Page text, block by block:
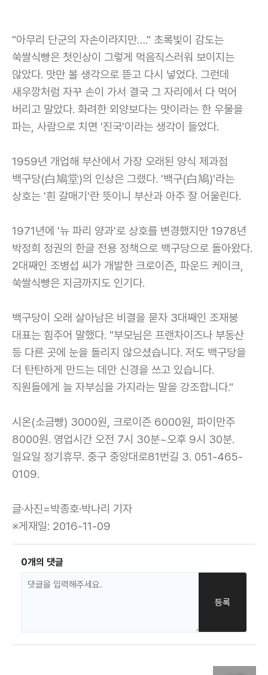
"아무리 단군의 자손이라지만…." 초록빛이 감도는
쑥쌀식빵은 첫인상이 그렇게 먹음직스러워 보이지는
않았다. 맛만 볼 생각으로 뜯고 다시 넣었다. 그런데
새우깡처럼 자꾸 손이 가서 결국 그 자리에서 다 먹어
버리고 말았다. 화려한 외양보다는 맛이라는 한 우물을
파는, 사람으로 치면 '진국'이라는 생각이 들었다.
1959년 개업해 부산에서 가장 오래된 양식 제과점
백구당(白鳩堂)의 인상은 그랬다. '백구(白鳩)'라는
상호는 '흰 갈매기'란 뜻이니 부산과 아주 잘 어울린다.
1971년에 '뉴 파리 양과'로 상호를 변경했지만 1978년
박정희 정권의 한글 전용 정책으로 백구당으로 돌아왔다.
2대째인 조병섭 씨가 개발한 크로이즌, 파운드 케이크,
쑥쌀식빵은 지금까지도 인기다.
백구당이 오래 살아남은 비결을 묻자 3대째인 조재붕
대표는 힘주어 말했다. "부모님은 프랜차이즈나 부동산
등 다른 곳에 눈을 돌리지 않으셨습니다. 저도 백구당을
더 탄탄하게 만드는 데만 신경을 쓰고 있습니다.
직원들에게 늘 자부심을 가지라는 말을 강조합니다."
시온(소금빵) 3000원, 크로이즌 6000원, 파이만주
8000원. 영업시간 오전 7시 30분~오후 9시 30분.
일요일 정기휴무. 중구 중앙대로81번길 3. 051-465-
0109.
글·사진=박종호·박나리 기자
※게재일: 2016-11-09
0개의 댓글